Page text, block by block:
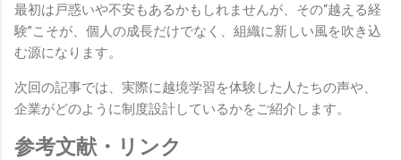
最初は戸惑いや不安もあるかもしれませんが、その“越える経
験”こそが、個人の成長だけでなく、組織に新しい風を吹き込
む源になります。
次回の記事では、実際に越境学習を体験した人たちの声や、
企業がどのように制度設計しているかをご紹介します。
参考文献・リンク